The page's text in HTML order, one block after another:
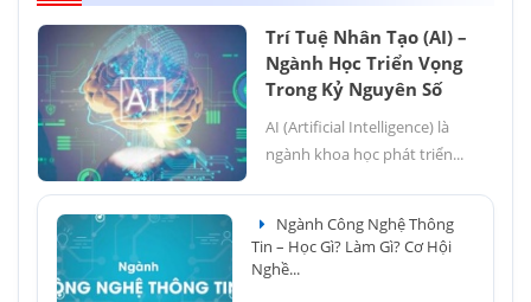
Trí Tuệ Nhân Tạo (AI) –
Ngành Học Triển Vọng
Trong Kỷ Nguyên Số
AI (Artificial Intelligence) là
ngành khoa học phát triển...
Ngành Công Nghệ Thông
Tin – Học Gì? Làm Gì? Cơ Hội
Nghề...